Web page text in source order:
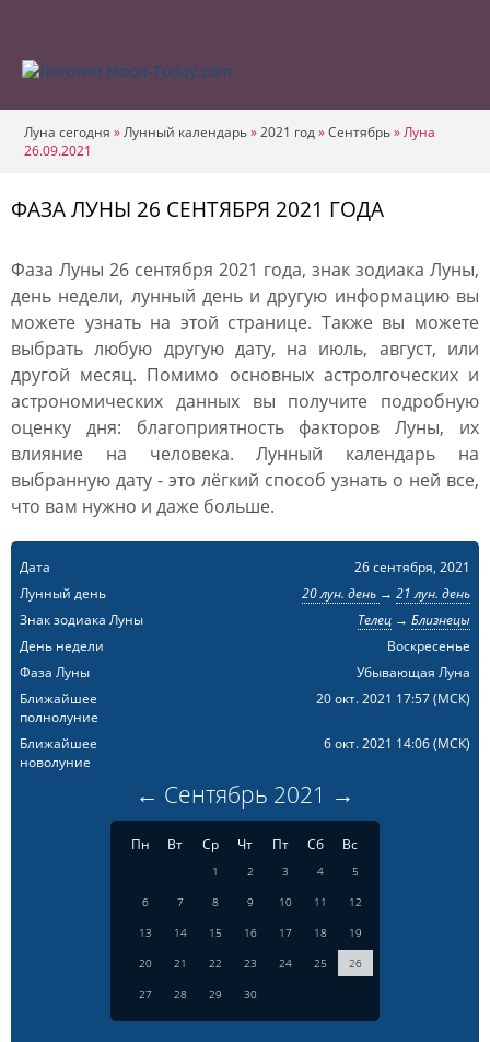
Луна сегодня »Лунный календарь»2021 год»Сентябрь»Луна
26.09.2021
ФАЗА ЛУНЫ 26 СЕНТЯБРЯ 2021 ГОДА
Фаза Луны 26 сентября 2021 года, знак зодиака Луны,
день недели, лунный день и другую информацию вы
можете узнать на этой странице. Также вы можете
выбрать любую другую дату, на июль, август, или
другой месяц. Помимо основных астролгоческих и
астрономических данных вы получите подробную
оценку дня: благоприятность факторов Луны, их
влияние на человека. Лунный календарь на
выбранную дату - это лёгкий способ узнать о ней все,
что вам нужно и даже больше.
Дата
26 сентября, 2021
Лунный день
20 лун. день → 21 лун. день
Знак зодиака Луны
Телец→ Близнецы
День недели
Воскресенье
Фаза Луны
Убывающая Луна
Ближайшее
полнолуние
20 окт. 2021 17:57(МСК)
Ближайшее
новолуние
6 окт. 2021 14:06(МСК)
← Сентябрь 2021 →
Пн Вт Ср Чт Пт Сб Вс
1 2 3 4
5
6
7 8 9 10 11
12
13
14 15 16 17 18
19
20
21 22 23 24 25
26
27
28 29 30